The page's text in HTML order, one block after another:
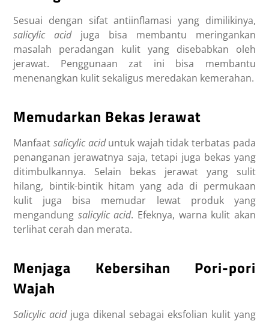
Sesuai dengan sifat antiinflamasi yang dimilikinya,
salicylic acidjuga bisa membantu meringankan
masalah peradangan kulit yang disebabkan oleh
jerawat. Penggunaan zat ini bisa membantu
menenangkan kulit sekaligus meredakan kemerahan.
Memudarkan Bekas Jerawat
Manfaat salicylic aciduntuk wajah tidak terbatas pada
penanganan jerawatnya saja, tetapi juga bekas yang
ditimbulkannya. Selain bekas jerawat yang sulit
hilang, bintik-bintik hitam yang ada di permukaan
kulit juga bisa memudar lewat produk yang
mengandung salicylic acid. Efeknya, warna kulit akan
terlihat cerah dan merata.
Menjaga Kebersihan Pori-pori
Wajah
Salicylic acidjuga dikenal sebagai eksfolian kulit yang